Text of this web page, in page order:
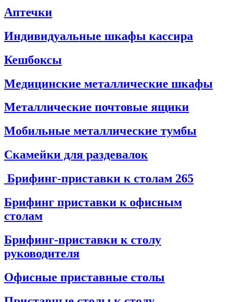
Аптечки
Индивидуальные шкафы кассира
Кешбоксы
Медицинские металлические шкафы
Металлические почтовые ящики
Мобильные металлические тумбы
Скамейки для раздевалок
Брифинг-приставки к столам 265
Брифинг приставки к офисным
столам
Брифинг-приставки к столу
руководителя
Офисные приставные столы